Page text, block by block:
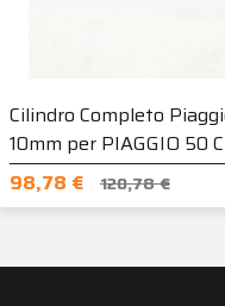
Cilindro Completo
10mm per PIAGGIO 50
98,78 €
120,78 €